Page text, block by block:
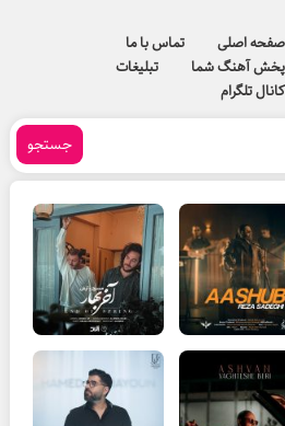
صفحه اصلی
تماس با ما
پخش آهنگ شما
تبلیغات
کانال تلگرام
جستجو